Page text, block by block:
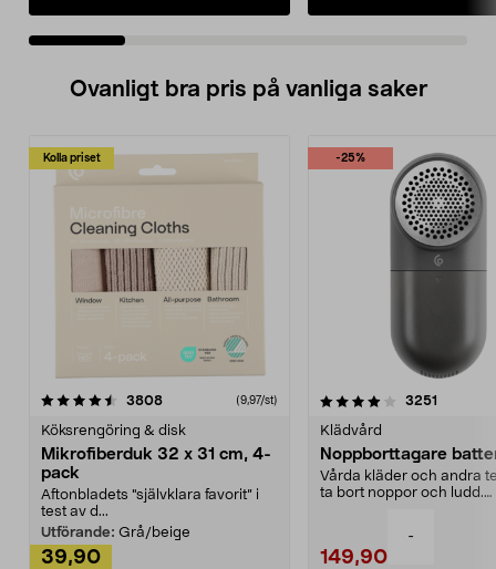
-
Ovanligt bra pris på vanliga saker
Kolla priset
3808recensioner (9,97/st)
Köksrengöring & disk
Mikrofiberduk 32 x 31 cm, 4-
pack
Aftonbladets "självklara favorit” i
test av d...
Utförande: Grå/beige
39,90
-25%
4.0av 5 stjärnor 3251
Klädvård
Noppborttagare
Vårda kläder och andra
ta bort noppor och ludd.
149,90
4.5av 5 stjärnor